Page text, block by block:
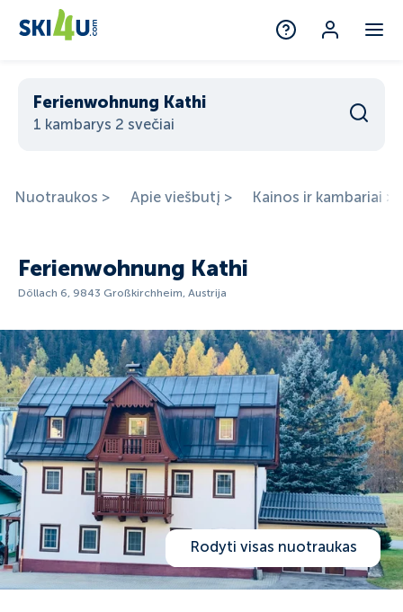
Ferienwohnung Kathi
1 kambarys 2 svečiai
Nuotraukos > Apie viešbutį > Kainos ir kambariai >
Ferienwohnung Kathi
Döllach 6, 9843 Großkirchheim, Austrija
Rodyti visas nuotraukas